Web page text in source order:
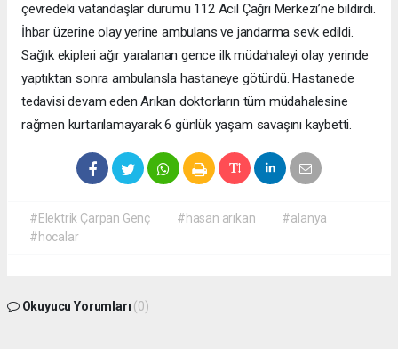
çevredeki vatandaşlar durumu 112 Acil Çağrı Merkezi’ne bildirdi.
İhbar üzerine olay yerine ambulans ve jandarma sevk edildi.
Sağlık ekipleri ağır yaralanan gence ilk müdahaleyi olay yerinde
yaptıktan sonra ambulansla hastaneye götürdü. Hastanede
tedavisi devam eden Arıkan doktorların tüm müdahalesine
rağmen kurtarılamayarak 6 günlük yaşam savaşını kaybetti.
#Elektrik Çarpan Genç #hasan arıkan
#alanya
#hocalar
Okuyucu Yorumları (0)